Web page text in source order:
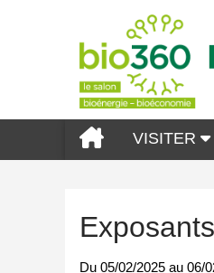
VISITER
Du 05/02/2025 au 06/